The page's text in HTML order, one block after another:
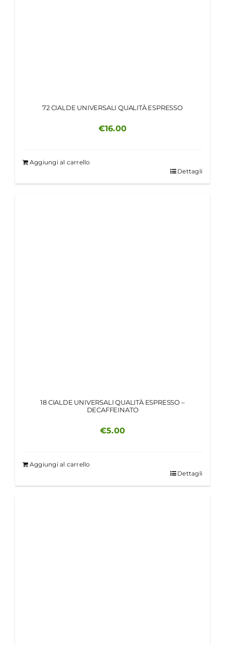
72 CIALDE UNIVERSALI QUALITÀ ESPRESSO
€16.00
Aggiungi al carrello
Dettagli
18 CIALDE UNIVERSALI QUALITÀ ESPRESSO –
DECAFFEINATO
€5.00
Aggiungi al carrello
Dettagli